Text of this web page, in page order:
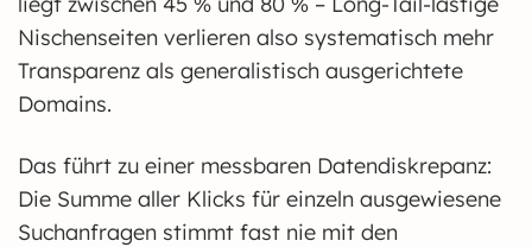
Nischenseiten verlieren also systematisch mehr
Transparenz als generalistisch ausgerichtete
Domains.
Das führt zu einer messbaren Datendiskrepanz:
Die Summe aller Klicks für einzeln ausgewiesene
Suchanfragen stimmt fast nie mit den